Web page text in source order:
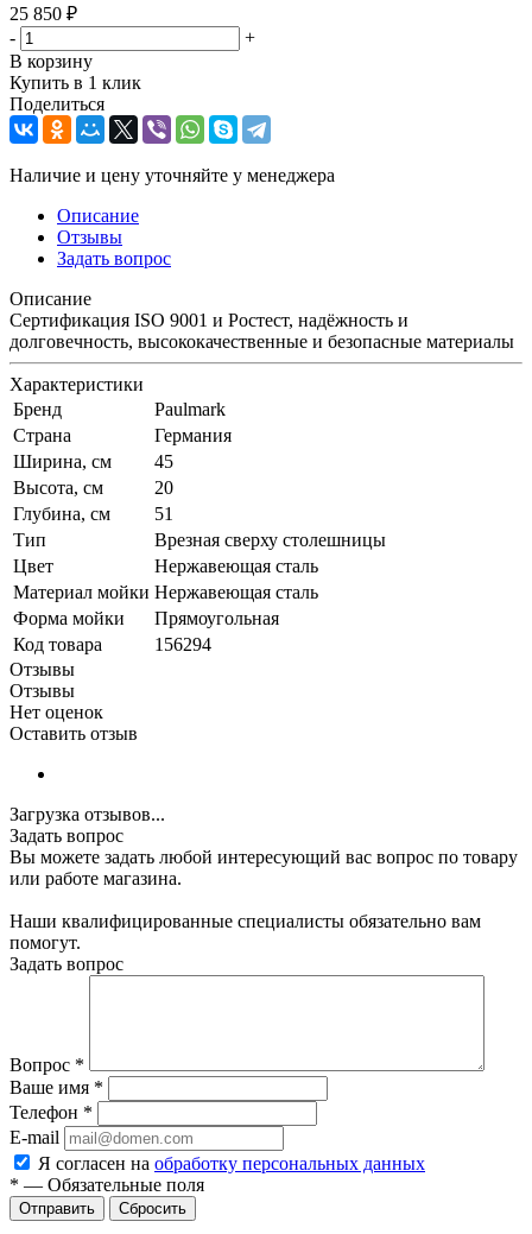
25 850 ₽
-
+
В корзину
Купить в 1 клик
Поделиться
Наличие и цену уточняйте у менеджера
Описание
Отзывы
Задать вопрос
Описание
Сертификация ISO 9001 и Ростест, надёжность и
долговечность, высококачественные и безопасные материалы
Характеристики
Бренд
Paulmark
Страна
Германия
Ширина, см
45
Высота, см
20
Глубина, см
51
Тип
Врезная сверху столешницы
Цвет
Нержавеющая сталь
Материал мойки Нержавеющая сталь
Форма мойки
Прямоугольная
Код товара
156294
Отзывы
Отзывы
Нет оценок
Оставить отзыв
Загрузка отзывов...
Задать вопрос
Вы можете задать любой интересующий вас вопрос по товару
или работе магазина.
Наши квалифицированные специалисты обязательно вам
помогут.
Задать вопрос
Вопрос *
Ваше имя *
Телефон *
E-mail
Я согласен на обработку персональных данных
* — Обязательные поля
Сбросить